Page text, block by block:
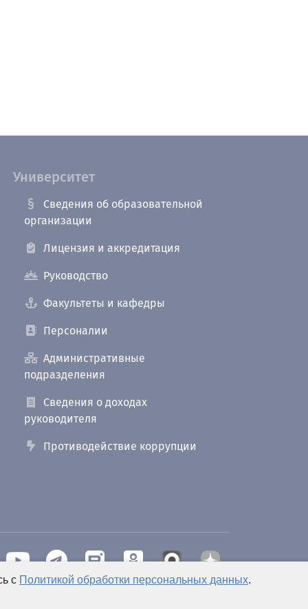
Университет
Сведения об образовательной
организации
Лицензия и аккредитация
Руководство
Факультеты и кафедры
Персоналии
Административные
подразделения
Сведения о доходах
руководителя
Противодействие коррупции
с Политикой обработки персональных данных.